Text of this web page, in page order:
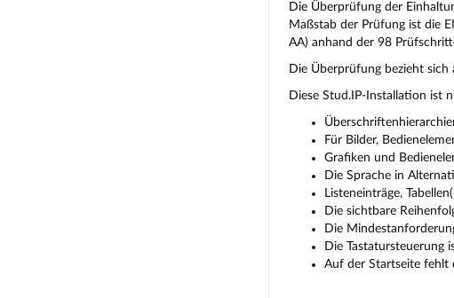
Die Überprüfung der
Maßstab der Prüfung ist die
AA) anhand der 98
Die Überprüfung bezieht sich
Diese Stud.IP-Installation ist
Für Bilder,
Grafiken und
Die Sprache in
Listeneinträge,
Die sichtbare
Die
Die Tastatursteuerung
Auf der Startseite fehlt